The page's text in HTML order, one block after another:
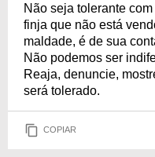
Não seja tolerante
finja que não está
maldade, é de sua
Não podemos ser
Reaja, denuncie,
será tolerado.
COPIAR